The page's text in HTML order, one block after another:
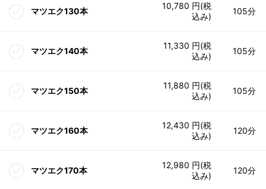
マツエク130本
10,780 円(税
込み)
105分
マツエク140本
11,330 円(税
込み)
105分
マツエク150本
11,880 円(税
込み)
105分
マツエク160本
12,430 円(税
込み)
120分
マツエク170本
12,980 円(税
込み)
120分